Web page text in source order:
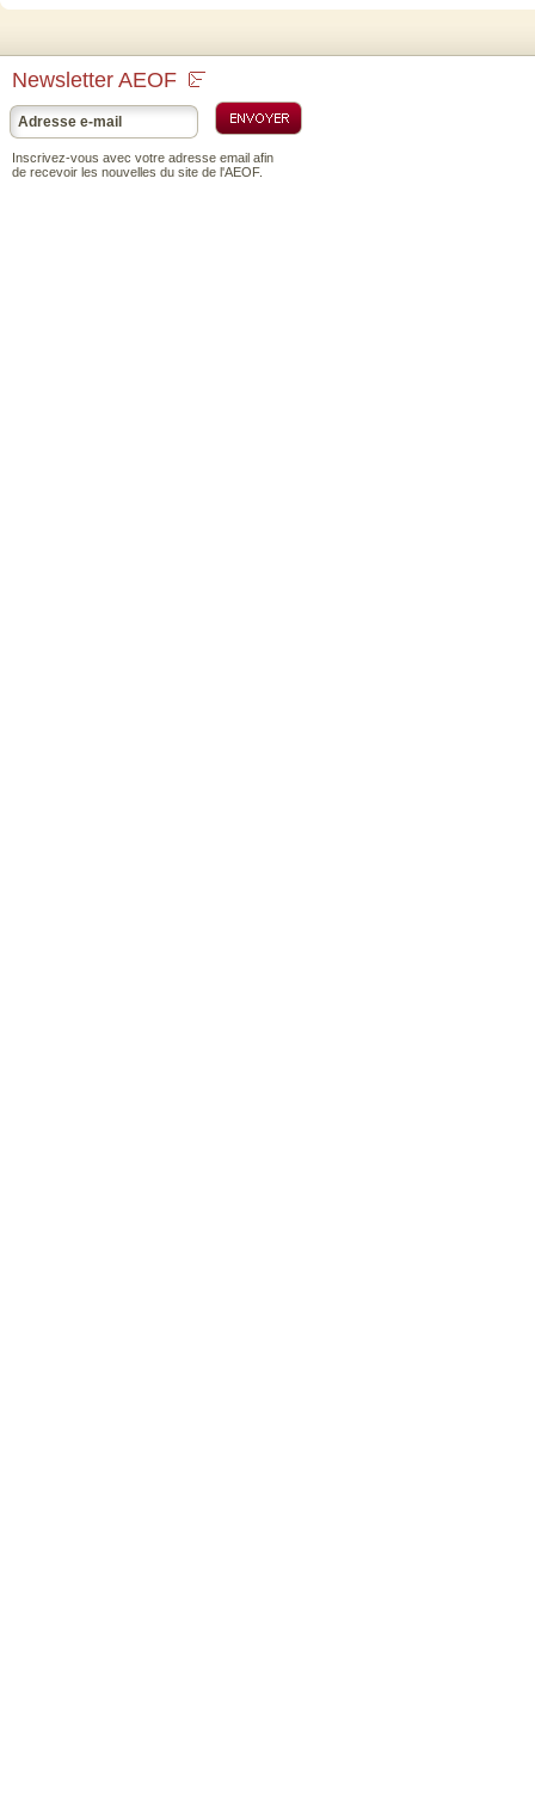
Newsletter AEOF
Inscrivez-vous avec votre adresse email afin
de recevoir les nouvelles du site de l'AEOF.